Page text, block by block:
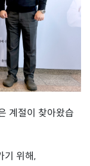
계절이 찾아왔습
기 위해,